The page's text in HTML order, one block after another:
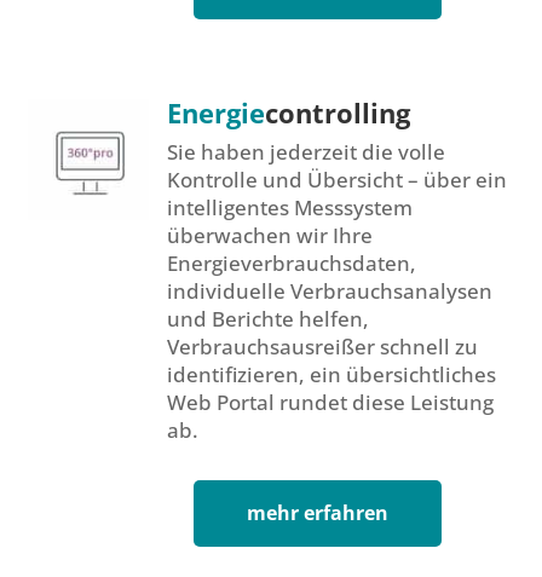
Energiecontrolling
Sie haben jederzeit die volle
Kontrolle und Übersicht – über ein
intelligentes Messsystem
überwachen wir Ihre
Energieverbrauchsdaten,
individuelle Verbrauchsanalysen
und Berichte helfen,
Verbrauchsausreißer schnell zu
identifizieren, ein übersichtliches
Web Portal rundet diese Leistung
ab.
mehr erfahren